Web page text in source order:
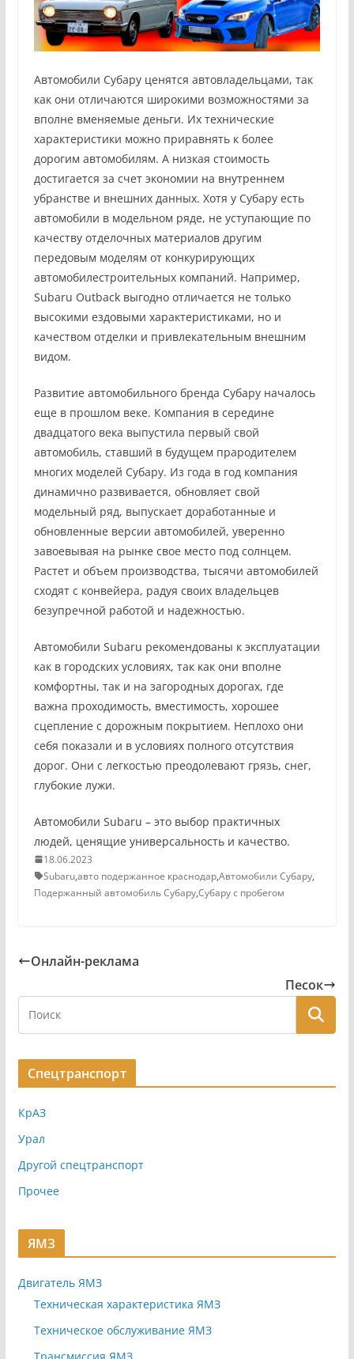
Автомобили Субару ценятся автовладельцами, так
как они отличаются широкими возможностями за
вполне вменяемые деньги. Их технические
характеристики можно приравнять к более
дорогим автомобилям. А низкая стоимость
достигается за счет экономии на внутреннем
убранстве и внешних данных. Хотя у Субару есть
автомобили в модельном ряде, не уступающие по
качеству отделочных материалов другим
передовым моделям от конкурирующих
автомобилестроительных компаний. Например,
Subaru Outback выгодно отличается не только
высокими ездовыми характеристиками, но и
качеством отделки и привлекательным внешним
видом.
Развитие автомобильного бренда Субару началось
еще в прошлом веке. Компания в середине
двадцатого века выпустила первый свой
автомобиль, ставший в будущем прародителем
многих моделей Субару. Из года в год компания
динамично развивается, обновляет свой
модельный ряд, выпускает доработанные и
обновленные версии автомобилей, уверенно
завоевывая на рынке свое место под солнцем.
Растет и объем производства, тысячи автомобилей
сходят с конвейера, радуя своих владельцев
безупречной работой и надежностью.
Автомобили Subaru рекомендованы к эксплуатации
как в городских условиях, так как они вполне
комфортны, так и на загородных дорогах, где
важна проходимость, вместимость, хорошее
сцепление с дорожным покрытием. Неплохо они
себя показали и в условиях полного отсутствия
дорог. Они с легкостью преодолевают грязь, снег,
глубокие лужи.
Автомобили Subaru – это выбор практичных
людей, ценящие универсальность и качество.
18.06.2023
Subaru,авто подержанное краснодар,Автомобили Субару,
Подержанный автомобиль Субару,Субару с пробегом
Онлайн-реклама
Песок
Спецтранспорт
КрАЗ
Урал
Другой спецтранспорт
Прочее
ЯМЗ
Двигатель ЯМЗ
Техническая характеристика ЯМЗ
Техническое обслуживание ЯМЗ
Трансмиссия ЯМЗ